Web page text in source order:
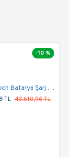
-10 %
TommaTech Batarya Şarj Ünitesi Duvar Tipi 24V-100A
TL 43.610,96 TL